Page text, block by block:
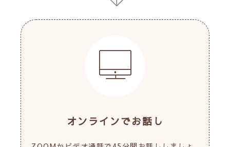
オンラインでお話し